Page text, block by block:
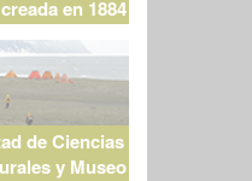
en 1884
de Ciencias
y Museo